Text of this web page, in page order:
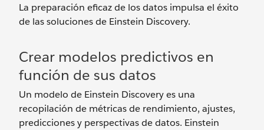
La preparación eficaz de los datos impulsa el éxito
de las soluciones de Einstein Discovery.
Crear modelos predictivos en
función de sus datos
Un modelo de Einstein Discovery es una
recopilación de métricas de rendimiento, ajustes,
predicciones y perspectivas de datos. Einstein